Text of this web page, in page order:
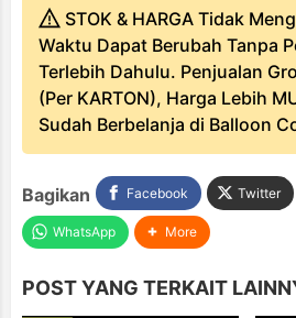
STOK & HARGA Tidak
Waktu Dapat Berubah Tanpa
Terlebih Dahulu. Penjualan
(Per KARTON), Harga Lebih
Sudah Berbelanja di Balloon
Bagikan Facebook Twitter
WhatsApp More
POST YANG TERKAIT